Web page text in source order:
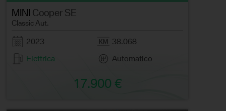
MINI Cooper SE
Classic Aut.
2023
38.068
Elettrica
Automatico
17.900 €